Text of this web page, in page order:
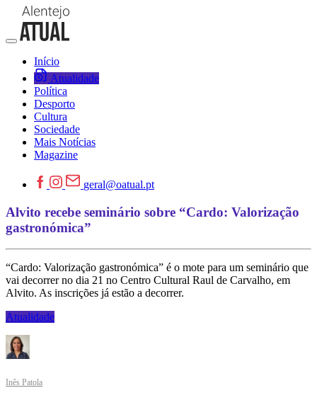
Início
Atualidade
Política
Desporto
Cultura
Sociedade
Mais Notícias
Magazine
geral@oatual.pt
Alvito recebe seminário sobre “Cardo: Valorização
gastronómica”
“Cardo: Valorização gastronómica” é o mote para um seminário que
vai decorrer no dia 21 no Centro Cultural Raul de Carvalho, em
Alvito. As inscrições já estão a decorrer.
Atualidade
Inês Patola